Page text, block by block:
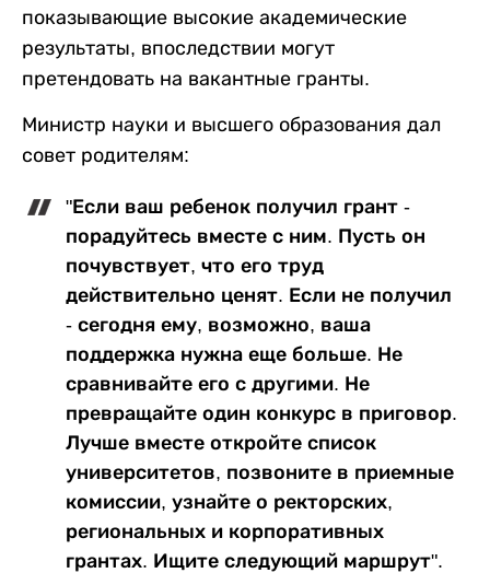
показывающие высокие академические
результаты, впоследствии могут
претендовать на вакантные гранты.
Министр науки и высшего образования дал
совет родителям:
"Если ваш ребенок получил грант -
порадуйтесь вместе с ним. Пусть он
почувствует, что его труд
действительно ценят. Если не получил
- сегодня ему, возможно, ваша
поддержка нужна еще больше. Не
сравнивайте его с другими. Не
превращайте один конкурс в приговор.
Лучше вместе откройте список
университетов, позвоните в приемные
комиссии, узнайте о ректорских,
региональных и корпоративных
грантах. Ищите следующий маршрут".